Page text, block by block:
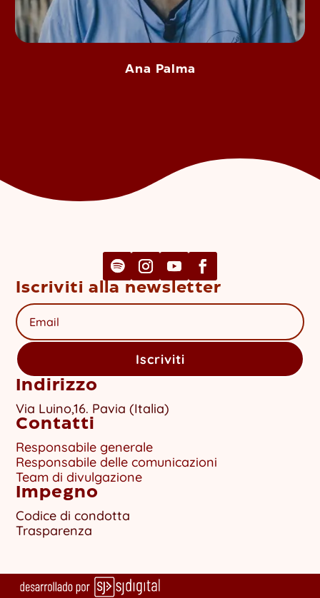
Ana Palma
Iscriviti alla newsletter
Iscriviti
Indirizzo
Via Luino,16. Pavia (Italia)
Contatti
Responsabile generale
Responsabile delle comunicazioni
Team di divulgazione
Impegno
Codice di condotta
Trasparenza